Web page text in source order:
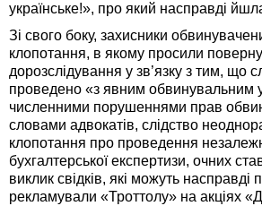
українське!», про який насправді
Зі свого боку, захисники
клопотання, в якому просили
дорозслідування у зв’язку з тим, що
проведено «з явним обвинувальним
численними порушеннями прав
словами адвокатів, слідство
клопотання про проведення
бухгалтерської експертизи, очних
виклик свідків, які можуть насправді
рекламували «Троттолу» на акціях